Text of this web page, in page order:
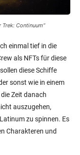
Continuum”
einmal tief in die
als NFTs für diese
diese Schiffe
sonst wie in einem
Zeit danach
auszugehen,
zu spinnen. Es
Charakteren und